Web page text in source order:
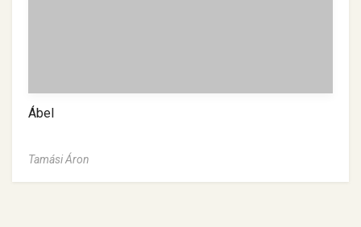
Ábel
Tamási Áron